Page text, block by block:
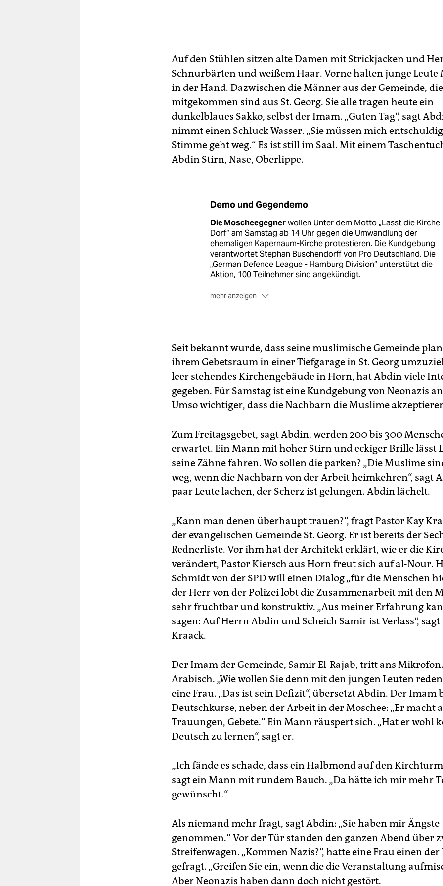
Auf den Stühlen sitzen alte Damen mit Strickjacken und
Schnurbärten und weißem Haar. Vorne halten junge Leute
in der Hand. Dazwischen die Männer aus der Gemeinde, die
mitgekommen sind aus St. Georg. Sie alle tragen heute ein
dunkelblaues Sakko, selbst der Imam. „Guten Tag“, sagt
nimmt einen Schluck Wasser. „Sie müssen mich
Stimme geht weg.“ Es ist still im Saal. Mit einem
Abdin Stirn, Nase, Oberlippe.
Demo und Gegendemo
Die Moscheegegnerwollen Unter dem Motto „Lasst die Kirche
Dorf“ am Samstag ab 14 Uhr gegen die Umwandlung der
ehemaligen Kapernaum-Kirche protestieren. Die Kundgebung
verantwortet Stephan Buschendorff von Pro Deutschland. Die
„German Defence League - Hamburg Division“ unterstützt die
Aktion, 100 Teilnehmer sind angekündigt.
mehr anzeigen
Unterstützung von allen Bürgerschaftsfraktionen, der
Bezirksversammlung, der Stadtteilkonferenz und der Schura.
Seit bekannt wurde, dass seine muslimische Gemeinde
ihrem Gebetsraum in einer Tiefgarage in St. Georg
leer stehendes Kirchengebäude in Horn, hat Abdin viele
gegeben. Für Samstag ist eine Kundgebung von Neonazis
Umso wichtiger, dass die Nachbarn die Muslime
Zum Freitagsgebet, sagt Abdin, werden 200 bis 300
erwartet. Ein Mann mit hoher Stirn und eckiger Brille lässt
seine Zähne fahren. Wo sollen die parken? „Die Muslime
weg, wenn die Nachbarn von der Arbeit heimkehren“, sagt
paar Leute lachen, der Scherz ist gelungen. Abdin lächelt.
„Kann man denen überhaupt trauen?“, fragt Pastor Kay
der evangelischen Gemeinde St. Georg. Er ist bereits der
Rednerliste. Vor ihm hat der Architekt erklärt, wie er die
verändert, Pastor Kiersch aus Horn freut sich auf al-Nour.
Schmidt von der SPD will einen Dialog „für die Menschen
der Herr von der Polizei lobt die Zusammenarbeit mit den
sehr fruchtbar und konstruktiv. „Aus meiner Erfahrung
sagen: Auf Herrn Abdin und Scheich Samir ist Verlass“, sagt
Kraack.
Der Imam der Gemeinde, Samir El-Rajab, tritt ans
Arabisch. „Wie wollen Sie denn mit den jungen Leuten
eine Frau. „Das ist sein Defizit“, übersetzt Abdin. Der Imam
Deutschkurse, neben der Arbeit in der Moschee: „Er macht
Trauungen, Gebete.“ Ein Mann räuspert sich. „Hat er wohl
Deutsch zu lernen“, sagt er.
„Ich fände es schade, dass ein Halbmond auf den
sagt ein Mann mit rundem Bauch. „Da hätte ich mir mehr
gewünscht.“
Als niemand mehr fragt, sagt Abdin: „Sie haben mir Ängste
genommen.“ Vor der Tür standen den ganzen Abend über
Streifenwagen. „Kommen Nazis?“, hatte eine Frau einen
gefragt. „Greifen Sie ein, wenn die die Veranstaltung
Aber Neonazis haben dann doch nicht gestört.